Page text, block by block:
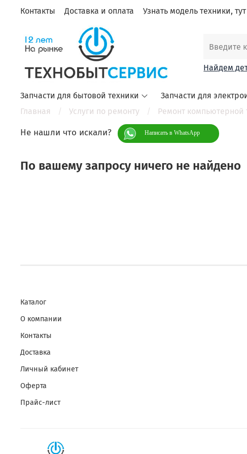
Контакты Доставка и оплата Узнать модель техники, тут
Найдем
Запчасти для бытовой техники Запчасти для
Главная
Услуги по ремонту Ремонт компьютерной
Не нашли что искали? Написать в WhatsApp
По вашему запросу ничего не найдено
Каталог
О компании
Контакты
Доставка
Личный кабинет
Оферта
Прайс-лист